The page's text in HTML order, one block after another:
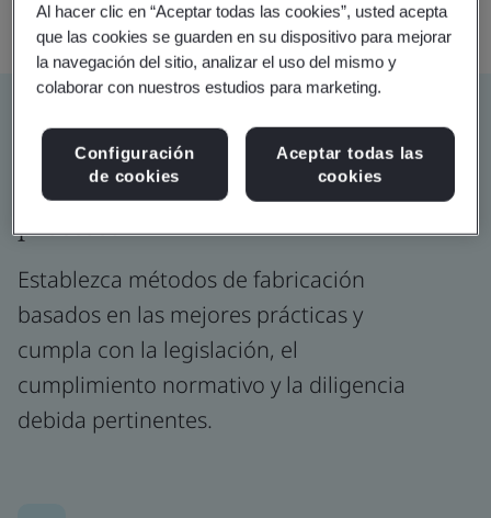
Certifique de forma independiente
e imparcial productos, servicios y
procesos
Establezca métodos de fabricación
basados en las mejores prácticas y
cumpla con la legislación, el
cumplimiento normativo y la diligencia
debida pertinentes.
Al hacer clic en “Aceptar todas las cookies”, usted acepta
que las cookies se guarden en su dispositivo para mejorar
la navegación del sitio, analizar el uso del mismo y
colaborar con nuestros estudios para marketing.
Configuración
de cookies
Aceptar todas las
cookies